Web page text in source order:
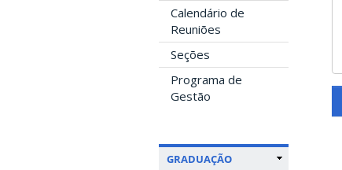
Calendário de
Reuniões
Seções
Programa de
Gestão
GRADUAÇÃO